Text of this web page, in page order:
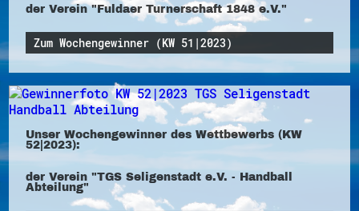
der Verein "Fuldaer Turnerschaft 1848 e.V."
Zum Wochengewinner (KW 51|2023)
Unser Wochengewinner des Wettbewerbs (KW
52|2023):
der Verein "TGS Seligenstadt e.V. - Handball
Abteilung"